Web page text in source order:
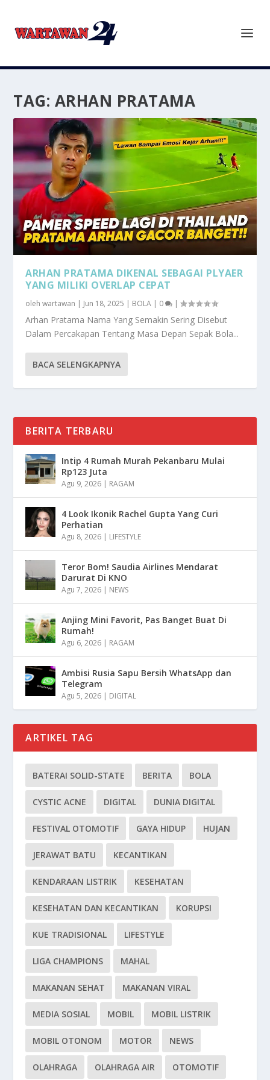
TAG: ARHAN PRATAMA
ARHAN PRATAMA DIKENAL SEBAGAI PLYAER
YANG MILIKI OVERLAP CEPAT
olehwartawan | Jun 18, 2025 | BOLA | 0 |
Arhan Pratama Nama Yang Semakin Sering Disebut
Dalam Percakapan Tentang Masa Depan Sepak Bola...
BACA SELENGKAPNYA
BERITA TERBARU
Intip 4 Rumah Murah Pekanbaru Mulai
Rp123 Juta
Agu 9, 2026 | RAGAM
4 Look Ikonik Rachel Gupta Yang Curi
Perhatian
Agu 8, 2026 | LIFESTYLE
Teror Bom! Saudia Airlines Mendarat
Darurat Di KNO
Agu 7, 2026 | NEWS
Anjing Mini Favorit, Pas Banget Buat Di
Rumah!
Agu 6, 2026 | RAGAM
Ambisi Rusia Sapu Bersih WhatsApp dan
Telegram
Agu 5, 2026 | DIGITAL
ARTIKEL TAG
BATERAI SOLID-STATE BERITA BOLA
CYSTIC ACNE DIGITAL DUNIA DIGITAL
FESTIVAL OTOMOTIF GAYA HIDUP HUJAN
JERAWAT BATU KECANTIKAN
KENDARAAN LISTRIK KESEHATAN
KESEHATAN DAN KECANTIKAN KORUPSI
KUE TRADISIONAL LIFESTYLE
LIGA CHAMPIONS MAHAL
MAKANAN SEHAT MAKANAN VIRAL
MEDIA SOSIAL MOBIL MOBIL LISTRIK
MOBIL OTONOM MOTOR NEWS
OLAHRAGA OLAHRAGA AIR OTOMOTIF